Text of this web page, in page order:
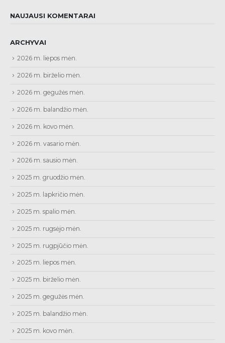
NAUJAUSI KOMENTARAI
ARCHYVAI
2026 m. liepos mėn.
2026 m. birželio mėn.
2026 m. gegužės mėn.
2026 m. balandžio mėn.
2026 m. kovo mėn.
2026 m. vasario mėn.
2026 m. sausio mėn.
2025 m. gruodžio mėn.
2025 m. lapkričio mėn.
2025 m. spalio mėn.
2025 m. rugsėjo mėn.
2025 m. rugpjūčio mėn.
2025 m. liepos mėn.
2025 m. birželio mėn.
2025 m. gegužės mėn.
2025 m. balandžio mėn.
2025 m. kovo mėn.